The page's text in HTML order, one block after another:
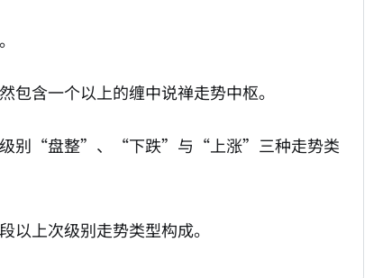
含一个以上的缠中说禅走势中枢。
级别“盘整”、“下跌”与“上涨”三种走势类
上次级别走势类型构成。